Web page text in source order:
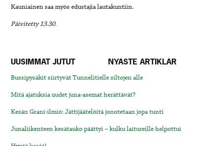
Kauniainen saa myös edustajia lautakuntiin.
Päivitetty 13.30.
UUSIMMAT JUTUT NYASTE ARTIKLAR
Bussipysäkit siirtyvät Tunnelitielle siltojen alle
Mitä ajatuksia uudet juna-asemat herättävät?
Kesän Grani-ilmiö: Jättijäätelöitä jonotetaan jopa tunti
Junaliikenteen kesätauko päättyi – kulku laitureille helpottui